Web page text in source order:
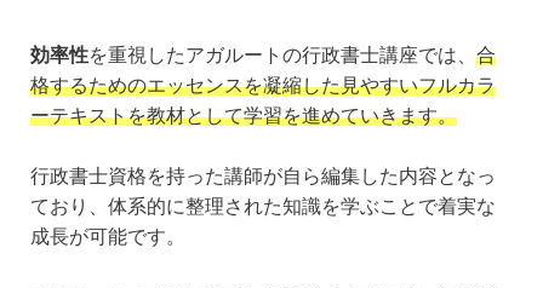
効率性を重視したアガルートの行政書士講座では、 合
格するためのエッセンスを凝縮した見やすいフルカラ
ーテキストを教材として学習を進めていきます。
行政書士資格を持った講師が自ら編集した内容となっ
ており、体系的に整理された知識を学ぶことで着実な
成長が可能です。